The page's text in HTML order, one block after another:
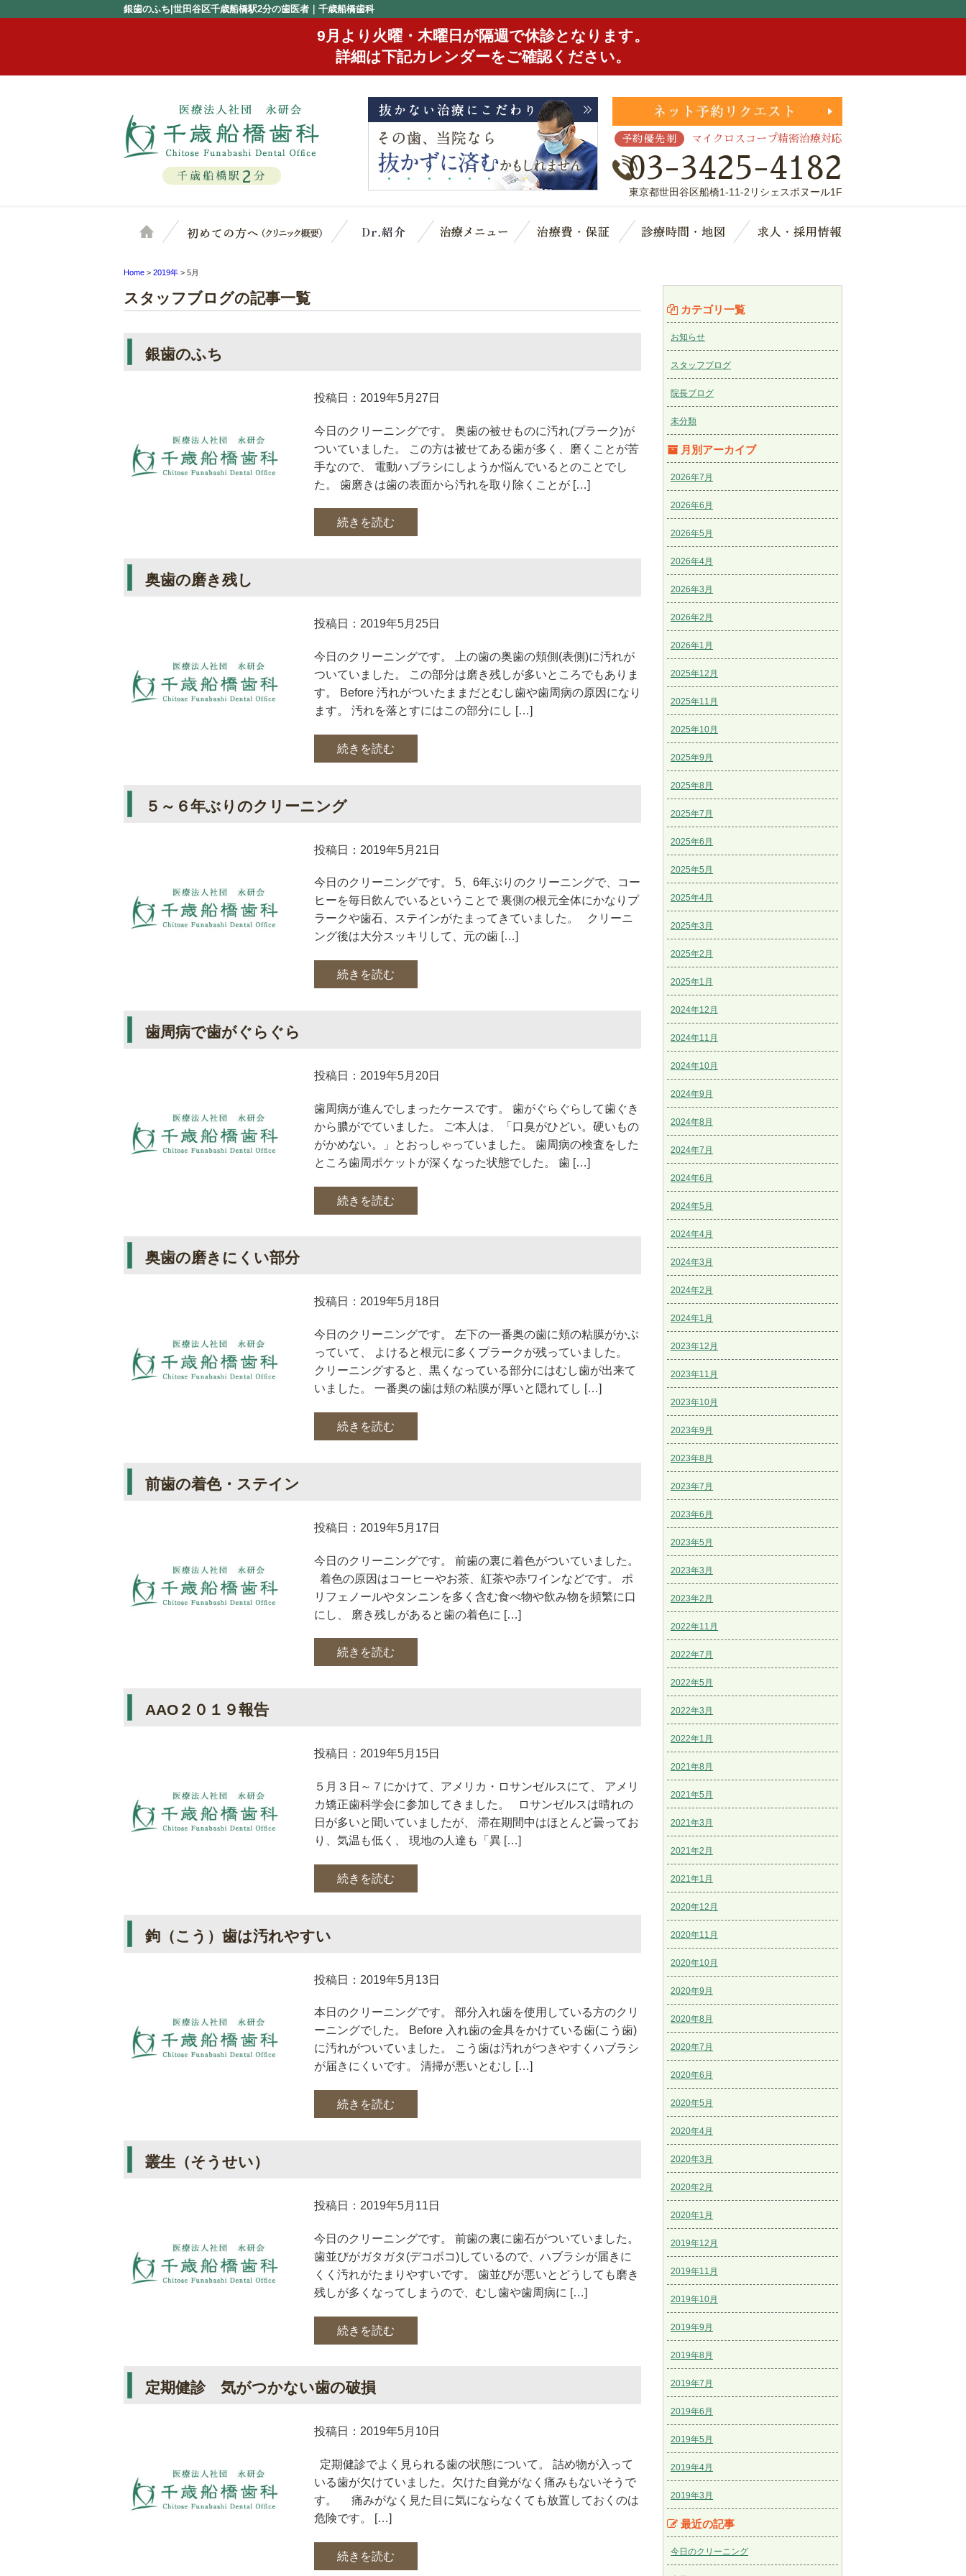
銀歯のふち|世田谷区千歳船橋駅2分の歯医者｜千歳船橋歯科
9月より火曜・木曜日が隔週で休診となります。
詳細は下記カレンダーをご確認ください。
千歳船橋駅 2 分
予約優先制 マイクロスコープ精密治療対応
03-3425-4182
東京都世田谷区船橋1-11-2リシェスボヌール1F
ホーム クリニック概要(初めての方へ)
スタッフ紹介 治療メニュー 治療費・保証 診療時間・地図
Home > 2019年 > 5月
スタッフブログの記事一覧
銀歯のふち
投稿日：2019年5月27日
今日のクリーニングです。 奥歯の被せものに汚れ(プラーク)が
ついていました。 この方は被せてある歯が多く、磨くことが苦
手なので、 電動ハブラシにしようか悩んでいるとのことでし
た。 歯磨きは歯の表面から汚れを取り除くことが […]
続きを読む
奥歯の磨き残し
投稿日：2019年5月25日
今日のクリーニングです。 上の歯の奥歯の頬側(表側)に汚れが
ついていました。 この部分は磨き残しが多いところでもありま
す。 Before 汚れがついたままだとむし歯や歯周病の原因になり
ます。 汚れを落とすにはこの部分にし […]
続きを読む
５～６年ぶりのクリーニング
投稿日：2019年5月21日
今日のクリーニングです。 5、6年ぶりのクリーニングで、コー
ヒーを毎日飲んでいるということで 裏側の根元全体にかなりプ
ラークや歯石、ステインがたまってきていました。 クリーニ
ング後は大分スッキリして、元の歯 […]
続きを読む
歯周病で歯がぐらぐら
投稿日：2019年5月20日
歯周病が進んでしまったケースです。 歯がぐらぐらして歯ぐき
から膿がでていました。 ご本人は、「口臭がひどい。硬いもの
がかめない。」とおっしゃっていました。 歯周病の検査をした
ところ歯周ポケットが深くなった状態でした。 歯 […]
続きを読む
奥歯の磨きにくい部分
投稿日：2019年5月18日
今日のクリーニングです。 左下の一番奥の歯に頬の粘膜がかぶ
っていて、 よけると根元に多くプラークが残っていました。
クリーニングすると、黒くなっている部分にはむし歯が出来て
いました。 一番奥の歯は頬の粘膜が厚いと隠れてし […]
続きを読む
前歯の着色・ステイン
投稿日：2019年5月17日
今日のクリーニングです。 前歯の裏に着色がついていました。
着色の原因はコーヒーやお茶、紅茶や赤ワインなどです。 ポ
リフェノールやタンニンを多く含む食べ物や飲み物を頻繁に口
にし、 磨き残しがあると歯の着色に […]
続きを読む
AAO２０１９報告
投稿日：2019年5月15日
５月３日～７にかけて、アメリカ・ロサンゼルスにて、 アメリ
カ矯正歯科学会に参加してきました。 ロサンゼルスは晴れの
日が多いと聞いていましたが、 滞在期間中はほとんど曇ってお
り、気温も低く、 現地の人達も「異 […]
続きを読む
鉤（こう）歯は汚れやすい
投稿日：2019年5月13日
本日のクリーニングです。 部分入れ歯を使用している方のクリ
ーニングでした。 Before 入れ歯の金具をかけている歯(こう歯)
に汚れがついていました。 こう歯は汚れがつきやすくハブラシ
が届きにくいです。 清掃が悪いとむし […]
続きを読む
叢生（そうせい）
投稿日：2019年5月11日
今日のクリーニングです。 前歯の裏に歯石がついていました。
歯並びがガタガタ(デコボコ)しているので、ハブラシが届きに
くく汚れがたまりやすいです。 歯並びが悪いとどうしても磨き
残しが多くなってしまうので、むし歯や歯周病に […]
続きを読む
定期健診 気がつかない歯の破損
投稿日：2019年5月10日
定期健診でよく見られる歯の状態について。 詰め物が入って
いる歯が欠けていました。欠けた自覚がなく痛みもないそうで
す。 痛みがなく見た目に気にならなくても放置しておくのは
危険です。 […]
続きを読む
カテゴリ一覧
お知らせ
スタッフブログ
院長ブログ
未分類
月別アーカイブ
2026年7月
2026年6月
2026年5月
2026年4月
2026年3月
2026年2月
2026年1月
2025年12月
2025年11月
2025年10月
2025年9月
2025年8月
2025年7月
2025年6月
2025年5月
2025年4月
2025年3月
2025年2月
2025年1月
2024年12月
2024年11月
2024年10月
2024年9月
2024年8月
2024年7月
2024年6月
2024年5月
2024年4月
2024年3月
2024年2月
2024年1月
2023年12月
2023年11月
2023年10月
2023年9月
2023年8月
2023年7月
2023年6月
2023年5月
2023年3月
2023年2月
2022年11月
2022年7月
2022年5月
2022年3月
2022年1月
2021年8月
2021年5月
2021年3月
2021年2月
2021年1月
2020年12月
2020年11月
2020年10月
2020年9月
2020年8月
2020年7月
2020年6月
2020年5月
2020年4月
2020年3月
2020年2月
2020年1月
2019年12月
2019年11月
2019年10月
2019年9月
2019年8月
2019年7月
2019年6月
2019年5月
2019年4月
2019年3月
最近の記事
今日のクリーニング